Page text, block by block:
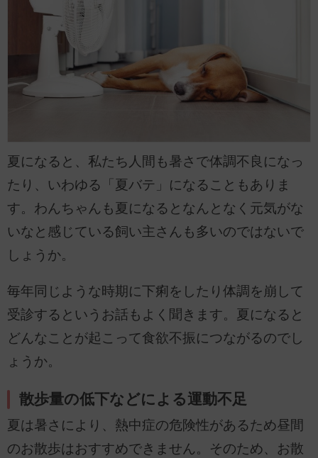
夏になると、私たち人間も暑さで体調不良になっ
たり、いわゆる「夏バテ」になることもありま
す。わんちゃんも夏になるとなんとなく元気がな
いなと感じている飼い主さんも多いのではないで
しょうか。
毎年同じような時期に下痢をしたり体調を崩して
受診するというお話もよく聞きます。夏になると
どんなことが起こって食欲不振につながるのでし
ょうか。
散歩量の低下などによる運動不足
夏は暑さにより、熱中症の危険性があるため昼間
のお散歩はおすすめできません。そのため、お散